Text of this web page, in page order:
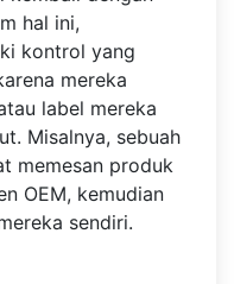
hal ini,
kontrol yang
mereka
label mereka
Misalnya, sebuah
memesan produk
OEM, kemudian
sendiri.